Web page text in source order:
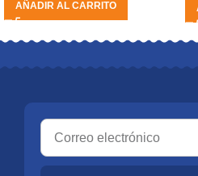
AÑADIR AL CARRITO